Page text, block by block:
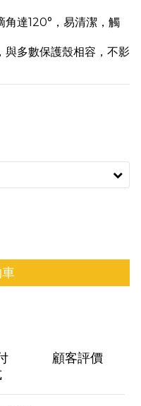
角達120°，易清潔，觸
與多數保護殼相容，不影
顧客評價